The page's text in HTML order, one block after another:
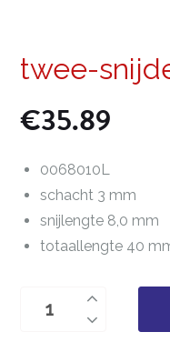
twee-
€35.89
0068010L
schacht 3 mm
snijlengte 8,0 mm
totaallengte 40